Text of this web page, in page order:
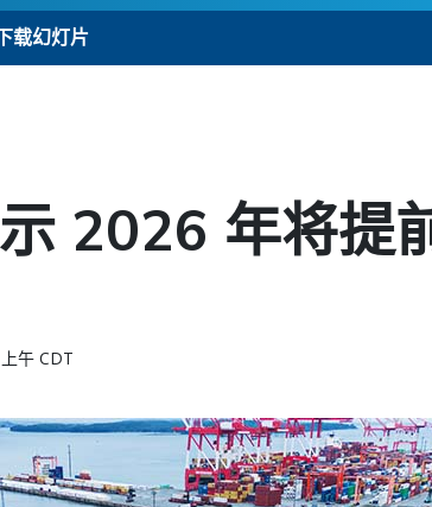
载幻灯片
2026 年将提
午 CDT